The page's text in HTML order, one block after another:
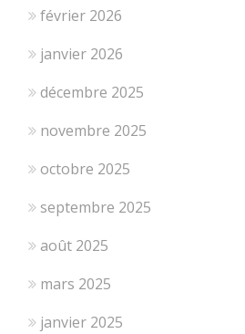
février 2026
janvier 2026
décembre 2025
novembre 2025
octobre 2025
septembre 2025
août 2025
mars 2025
janvier 2025